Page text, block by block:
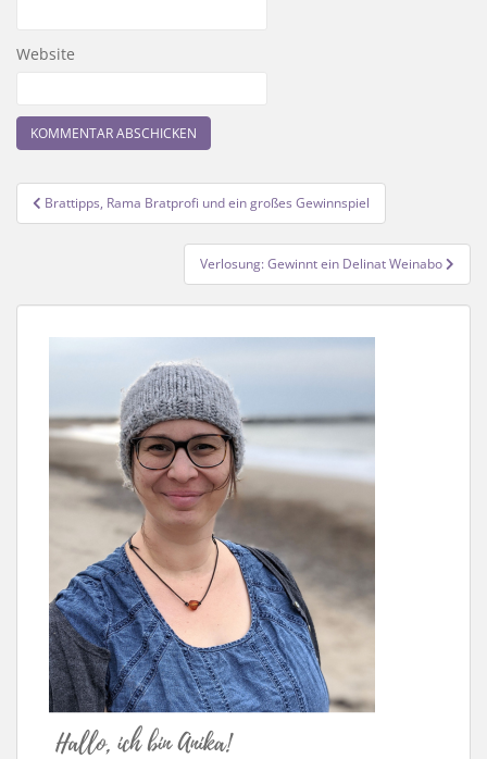
Website
Beitragsnavigation
Brattipps, Rama Bratprofi und ein großes Gewinnspiel
Verlosung: Gewinnt ein Delinat Weinabo